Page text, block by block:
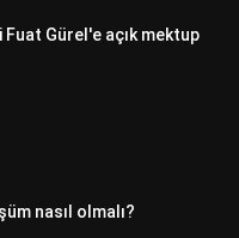
Fuat Gürel'e açık mektup
nasıl olmalı?